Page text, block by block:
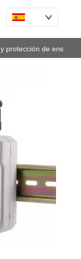
protección de energía